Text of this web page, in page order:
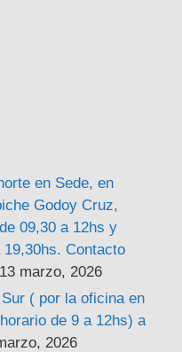
en Sede, en
Godoy Cruz,
09,30 a 12hs y
Contacto
13 marzo, 2026
( por la oficina en
de 9 a 12hs) a
2026